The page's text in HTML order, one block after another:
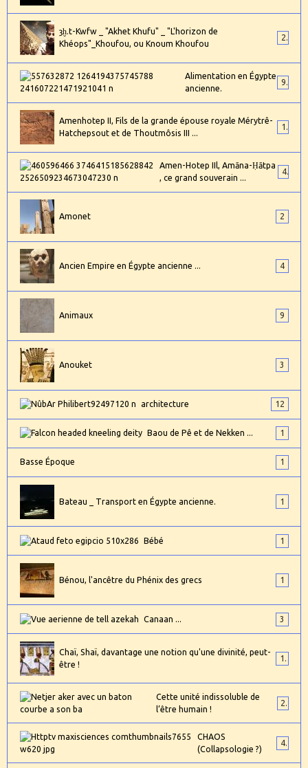
ȝḫ.t-Kwfw _ "Akhet Khufu" _ "L'horizon de
Khéops"_Khoufou, ou Knoum Khoufou
2
Alimentation en Égypte
ancienne.
9
Amenhotep II, Fils de la grande épouse royale Mérytrê-
Hatchepsout et de Thoutmôsis III ...
1
Amen-Hotep IIl, Amāna-Ḥātpa
, ce grand souverain ...
4
Amonet 2
Ancien Empire en Égypte ancienne ... 4
Animaux 9
Anouket 3
architecture 12
Baou de Pê et de Nekken ... 1
Basse Époque 1
Bateau _ Transport en Égypte ancienne. 1
Bébé 1
Bénou, l'ancêtre du Phénix des grecs 1
Canaan ... 3
Chaï, Shaï, davantage une notion qu'une divinité, peut-
être !
1
Cette unité indissoluble de
l’être humain !
2
CHAOS
(Collapsologie ?)
4